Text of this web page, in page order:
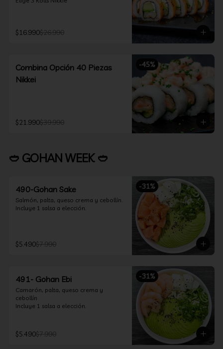
$16.990$26.990
-45%
Combina Opción 40 Piezas
Nikkei
$21.990$39.990
🥙 GOHAN WEEK 🥙
-31%
490-Gohan Sake
Salmón, palta, queso crema y cebollín.
Incluye 1 salsa a elección.
$5.490$7.990
-31%
491- Gohan Ebi
Camarón, palta, queso crema y
cebollín
Incluye 1 salsa a elección.
$5.490$7.990